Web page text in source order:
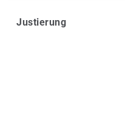
Justierung